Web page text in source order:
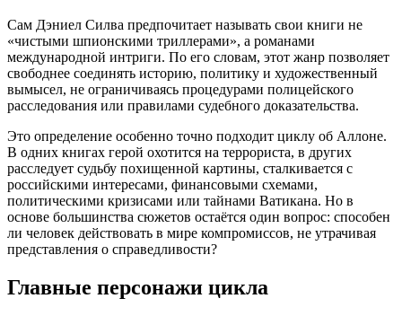
Сам Дэниел Силва предпочитает называть свои книги не
«чистыми шпионскими триллерами», а романами
международной интриги. По его словам, этот жанр позволяет
свободнее соединять историю, политику и художественный
вымысел, не ограничиваясь процедурами полицейского
расследования или правилами судебного доказательства.
Это определение особенно точно подходит циклу об Аллоне.
В одних книгах герой охотится на террориста, в других
расследует судьбу похищенной картины, сталкивается с
российскими интересами, финансовыми схемами,
политическими кризисами или тайнами Ватикана. Но в
основе большинства сюжетов остаётся один вопрос: способен
ли человек действовать в мире компромиссов, не утрачивая
представления о справедливости?
Главные персонажи цикла